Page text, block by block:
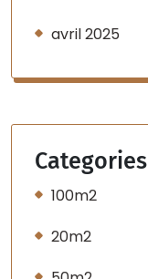
avril 2025
Categories
100m2
20m2